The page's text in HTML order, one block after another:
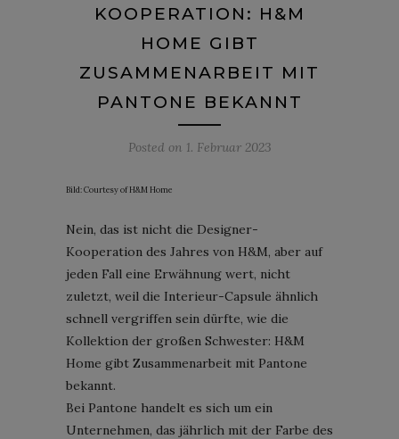
KOOPERATION: H&M
HOME GIBT
ZUSAMMENARBEIT MIT
PANTONE BEKANNT
Posted on 1. Februar 2023
Bild: Courtesy of H&M Home
Nein, das ist nicht die Designer-
Kooperation des Jahres von H&M, aber auf
jeden Fall eine Erwähnung wert, nicht
zuletzt, weil die Interieur-Capsule ähnlich
schnell vergriffen sein dürfte, wie die
Kollektion der großen Schwester: H&M
Home gibt Zusammenarbeit mit Pantone
bekannt.
Bei Pantone handelt es sich um ein
Unternehmen, das jährlich mit der Farbe des